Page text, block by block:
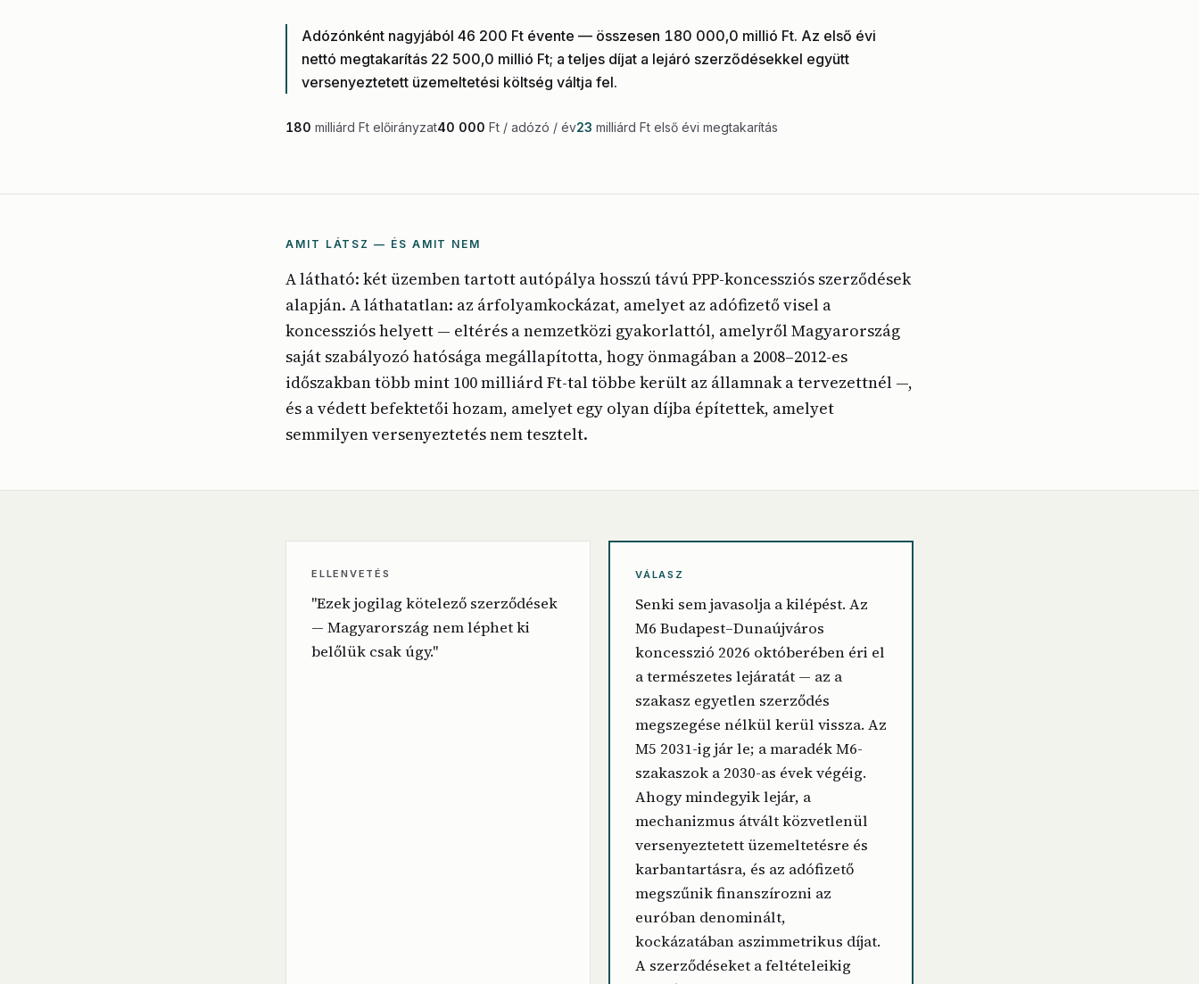
Adózónként nagyjából 46 200 Ft évente — összesen 180 000,0 millió Ft. Az első évi
nettó megtakarítás 22 500,0 millió Ft; a teljes díjat a lejáró szerződésekkel együtt
versenyeztetett üzemeltetési költség váltja fel.
180 milliárd Ft előirányzat40 000 Ft / adózó / év23 milliárd Ft első évi megtakarítás
AMIT LÁTSZ — ÉS AMIT NEM
A látható: két üzemben tartott autópálya hosszú távú PPP-koncessziós szerződések
alapján. A láthatatlan: az árfolyamkockázat, amelyet az adófizető visel a
koncessziós helyett — eltérés a nemzetközi gyakorlattól, amelyről Magyarország
saját szabályozó hatósága megállapította, hogy önmagában a 2008–2012-es
időszakban több mint 100 milliárd Ft-tal többe került az államnak a tervezettnél —,
és a védett befektetői hozam, amelyet egy olyan díjba építettek, amelyet
semmilyen versenyeztetés nem tesztelt.
ELLENVETÉS
"Ezek jogilag kötelező szerződések
— Magyarország nem léphet ki
belőlük csak úgy."
VÁLASZ
Senki sem javasolja a kilépést. Az
M6 Budapest–Dunaújváros
koncesszió 2026 októberében éri el
a természetes lejáratát — az a
szakasz egyetlen szerződés
megszegése nélkül kerül vissza. Az
M5 2031-ig jár le; a maradék M6-
szakaszok a 2030-as évek végéig.
Ahogy mindegyik lejár, a
mechanizmus átvált közvetlenül
versenyeztetett üzemeltetésre és
karbantartásra, és az adófizető
megszűnik finanszírozni az
euróban denominált,
kockázatában aszimmetrikus díjat.
A szerződéseket a feltételeikig